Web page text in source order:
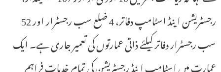
رجسٹریشن اینڈ اسٹامپ دفاتر، 4 ضلع سب رجسٹرار اور 52
سب رجسٹرار دفاتر کیلئے ذاتی عمارتوں کی تعمیر جاری ہے۔ ایک
عمارت میں اسٹامپ اینڈ رجسٹریشن کی تمام خدمات فراہم